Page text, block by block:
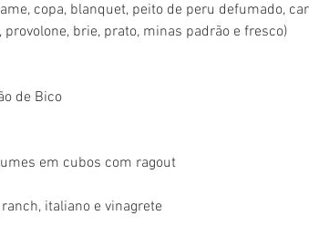
copa, blanquet, peito de peru defumado,
provolone, brie, prato, minas padrão e fresco)
de Bico
em cubos com ragout
italiano e vinagrete